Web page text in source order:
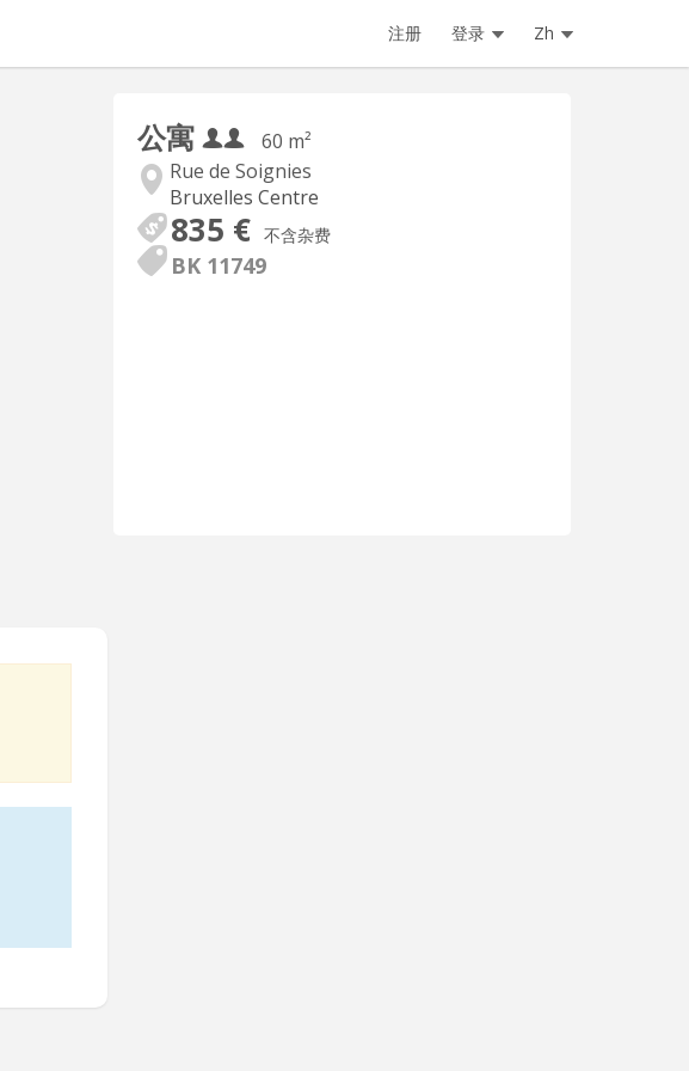
注册 登录 Zh
公寓
60 m²
Rue de Soignies
Bruxelles Centre
835 € 不含杂费
BK 11749